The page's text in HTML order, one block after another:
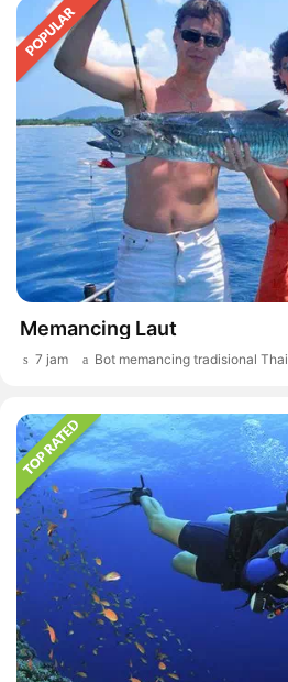
Memancing Laut
7 jam Bot memancing tradisional Thai